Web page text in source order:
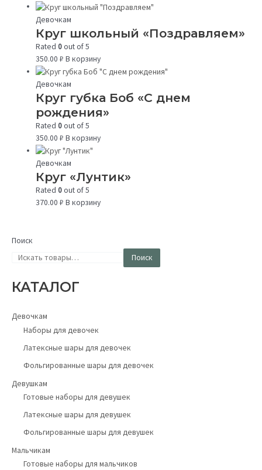
Поиск
Поиск
КАТАЛОГ
Девочкам
Наборы для девочек
Латексные шары для девочек
Фольгированные шары для девочек
Девушкам
Готовые наборы для девушек
Латексные шары для девушек
Фольгированные шары для девушек
Мальчикам
Готовые наборы для мальчиков
Девочкам
Круг школьный «Поздравляем»
Rated0out of 5
350.00₽ В корзину
Девочкам
Круг губка Боб «С днем
рождения»
Rated0out of 5
350.00₽ В корзину
Девочкам
Круг «Лунтик»
Rated0out of 5
370.00₽ В корзину